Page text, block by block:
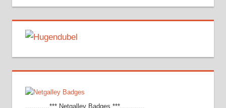
............*** Netgalley Badges ***............